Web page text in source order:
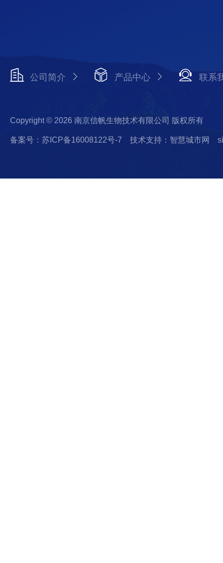
公司简介 产品中心 联系
Copyright © 2026 南京信帆生物技术有限公司 版权所有
备案号：苏ICP备16008122号-7 技术支持：智慧城市网